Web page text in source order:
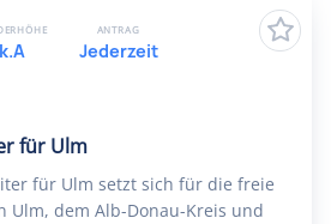
für Ulm
für Ulm setzt sich für die freie
Ulm, dem Alb-Donau-Kreis und
k.A
ANTRAG
Jederzeit